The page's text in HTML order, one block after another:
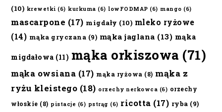
(10) krewetki (6) kurkuma (6) lowFODMAP (6) mango (6)
mascarpone (17) migdały (10) mleko ryżowe
(14) mąka gryczana (9) mąka jaglana (13) mąka
migdałowa (11) mąka orkiszowa (71)
mąka owsiana (17) mąka ryżowa (8) mąka z
ryżu kleistego (18) orzechy nerkowca (6) orzechy
włoskie (8) pistacje (6) pstrąg (6) ricotta (17) ryba (9)